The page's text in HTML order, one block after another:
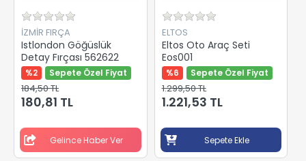
İZMİR FIRÇA
Istlondon Göğüslük
Detay Fırçası 562622
%2 Sepete Özel Fiyat
184,50 TL
180,81 TL
Gelince Haber Ver
ELTOS
Eltos Oto Araç Seti
Eos001
%6 Sepete Özel Fiyat
1.299,50 TL
1.221,53 TL
Sepete Ekle